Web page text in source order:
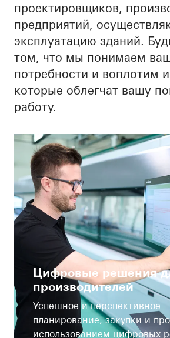
проектировщиков,
предприятий,
эксплуатацию зданий.
том, что мы понимаем
потребности и воплотим
которые облегчат вашу
работу.
Цифровые решения
производителей
Успешное и перспективное
планирование, закупки и
использованием цифровых